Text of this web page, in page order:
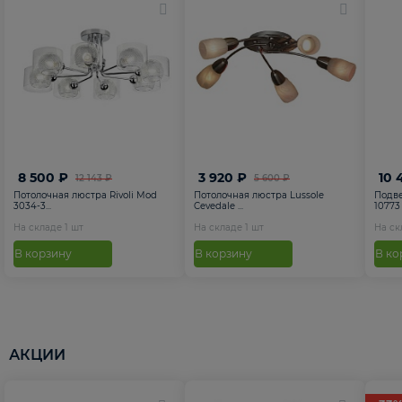
12 143 ₽
8 500 ₽
Потолочная люстра Rivoli Mod
3034-3...
На складе 1 шт
В корзину
5 600 ₽
3 920 ₽
Потолочная люстра Lussole
Cevedale ...
На складе 1 шт
В корзину
10
10773
На
В
АКЦИИ